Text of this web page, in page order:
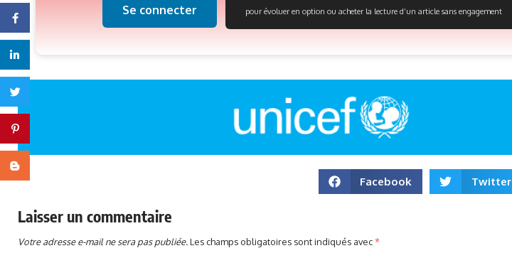
Se connecter pour évoluer en option ou acheter la lecture d’un article sans engagement
Facebook Twitter
Laisser un commentaire
Votre adresse e-mail ne sera pas publiée.Les champs obligatoires sont indiqués avec*